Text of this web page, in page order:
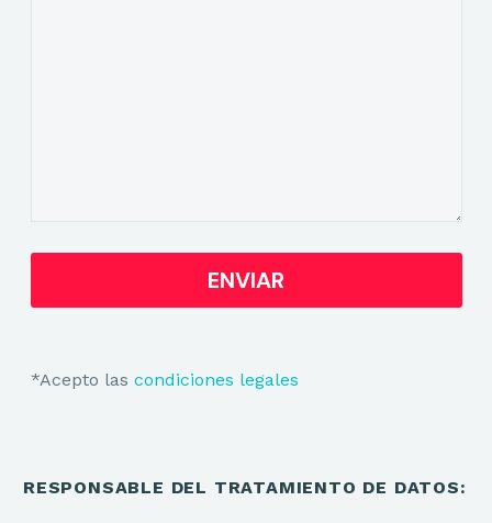
*Acepto las condiciones legales
RESPONSABLE DEL TRATAMIENTO DE DATOS: